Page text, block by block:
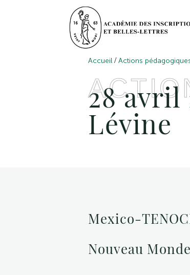
Accueil /Actions
28 avril
Lévine
Mexico-
Nouveau Monde